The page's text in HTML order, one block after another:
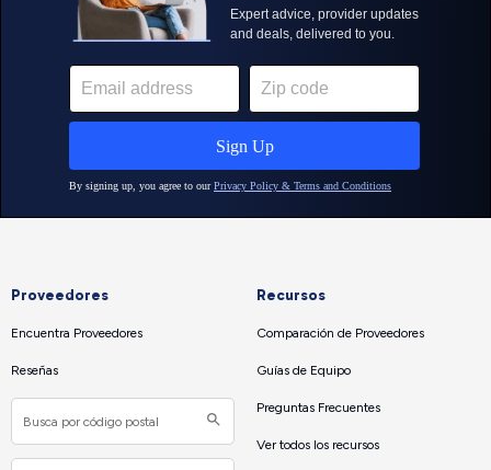
Proveedores
Encuentra Proveedores
Reseñas
Recursos
Comparación de Proveedores
Guías de Equipo
Preguntas Frecuentes
Ver todos los recursos